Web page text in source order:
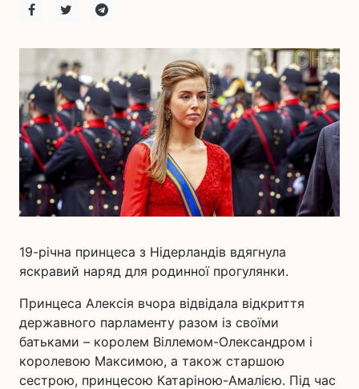
19-річна принцеса з Нідерландів вдягнула
яскравий наряд для родинної прогулянки.
Принцеса Алексія вчора відвідала відкриття
державного парламенту разом із своїми
батьками – королем Віллемом-Олександром і
королевою Максимою, а також старшою
сестрою, принцесою Катаріною-Амалією. Під час